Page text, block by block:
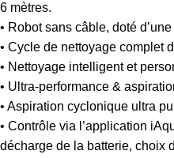
6 mètres.
• Robot sans câble, doté
• Cycle de nettoyage complet
• Nettoyage intelligent et
• Ultra-performance &
• Aspiration cyclonique ultra
• Contrôle via l’application
décharge de la batterie, choix